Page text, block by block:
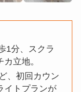
1分、スクラ
立地。
、初回カウン
イトプランが